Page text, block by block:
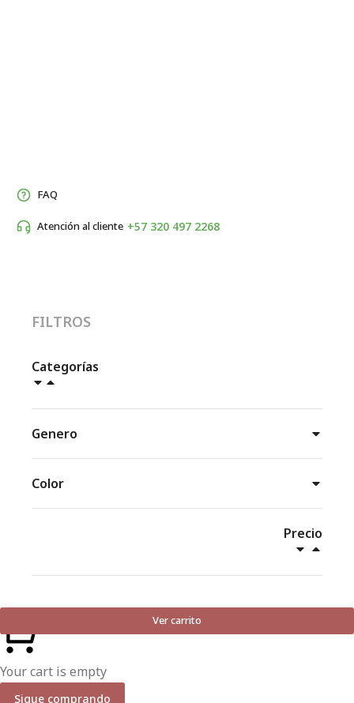
FAQ
Atención al cliente +57 320 497 2268
FILTROS
Categorías
Genero
Color
Precio
Ver carrito
Your cart is empty
Sigue comprando